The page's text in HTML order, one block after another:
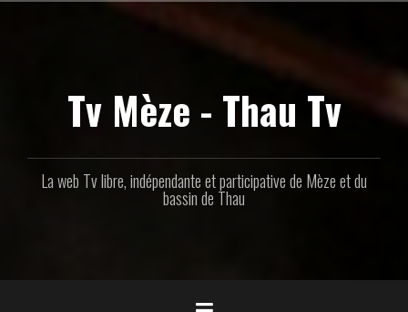
Tv Mèze - Thau Tv
La web Tv libre, indépendante et participative de Mèze et du
bassin de Thau